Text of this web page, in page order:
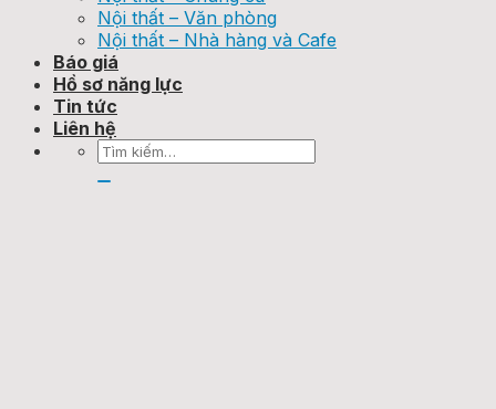
Nội thất – Văn phòng
Nội thất – Nhà hàng và Cafe
Báo giá
Hồ sơ năng lực
Tin tức
Liên hệ